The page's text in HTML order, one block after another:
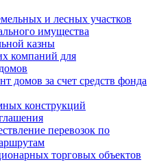
и лесных участков
имущества
казны
компаний для
домов за счет средств фонда
конструкций
перевозок по
торговых объектов